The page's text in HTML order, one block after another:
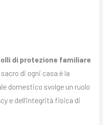
di protezione familiare
di ogni casa è la
domestico svolge un ruolo
e dell’integrità fisica di